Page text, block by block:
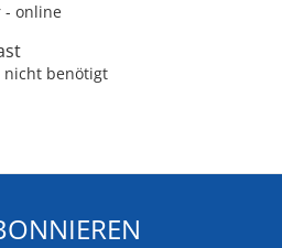
- online
nicht benötigt